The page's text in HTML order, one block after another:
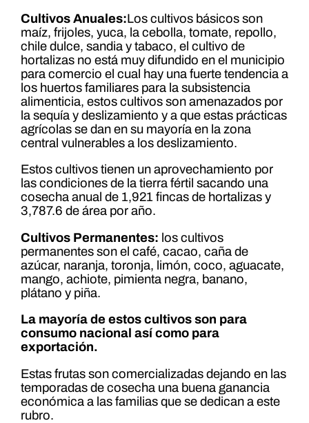
Cultivos Anuales:Los cultivos básicos son
maíz, frijoles, yuca, la cebolla, tomate, repollo,
chile dulce, sandia y tabaco, el cultivo de
hortalizas no está muy difundido en el municipio
para comercio el cual hay una fuerte tendencia a
los huertos familiares para la subsistencia
alimenticia, estos cultivos son amenazados por
la sequía y deslizamiento y a que estas prácticas
agrícolas se dan en su mayoría en la zona
central vulnerables a los deslizamiento.
Estos cultivos tienen un aprovechamiento por
las condiciones de la tierra fértil sacando una
cosecha anual de 1,921 fincas de hortalizas y
3,787.6 de área por año.
Cultivos Permanentes: los cultivos
permanentes son el café, cacao, caña de
azúcar, naranja, toronja, limón, coco, aguacate,
mango, achiote, pimienta negra, banano,
plátano y piña.
La mayoría de estos cultivos son para
consumo nacional así como para
exportación.
Estas frutas son comercializadas dejando en las
temporadas de cosecha una buena ganancia
económica a las familias que se dedican a este
rubro.